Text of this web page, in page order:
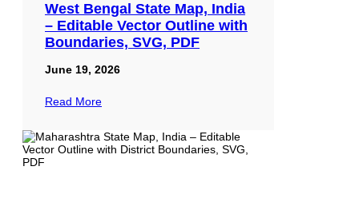
West Bengal State Map, India
– Editable Vector Outline with
Boundaries, SVG, PDF
June 19, 2026
Read More